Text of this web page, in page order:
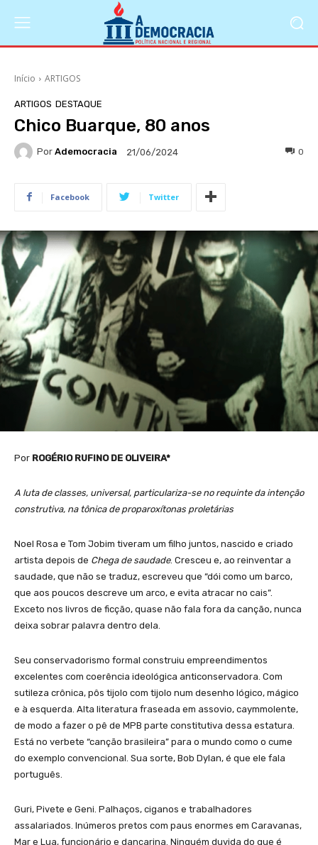
Início ARTIGOS
ARTIGOS DESTAQUE
Chico Buarque, 80 anos
Por Ademocracia 21/06/2024 0
Facebook Twitter
Por ROGÉRIO RUFINO DE OLIVEIRA*
A luta de classes, universal, particulariza-se no requinte da intenção
construtiva, na tônica de proparoxítonas proletárias
Noel Rosa e Tom Jobim tiveram um filho juntos, nascido e criado
artista depois de Chega de saudade. Cresceu e, ao reinventar a
saudade, que não se traduz, escreveu que “dói como um barco,
que aos poucos descreve um arco, e evita atracar no cais”.
Exceto nos livros de ficção, quase não fala fora da canção, nunca
deixa sobrar palavra dentro dela.
Seu conservadorismo formal construiu empreendimentos
excelentes com coerência ideológica anticonservadora. Com
sutileza crônica, pôs tijolo com tijolo num desenho lógico, mágico
e à esquerda. Alta literatura fraseada em assovio, caymmolente,
de modo a fazer o pê de MPB parte constitutiva dessa estatura.
Está no verbete “canção brasileira” para o mundo como o cume
do exemplo convencional. Sua sorte, Bob Dylan, é que ele fala
português.
Guri, Pivete e Geni. Palhaços, ciganos e trabalhadores
assalariados. Inúmeros pretos com paus enormes em Caravanas,
Mar e Lua, funcionário e dançarina. Ninguém duvida do que é